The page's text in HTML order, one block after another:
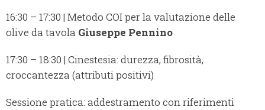
16:30 – 17:30 | Metodo COI per la valutazione delle
olive da tavola Giuseppe Pennino
17:30 – 18:30 | Cinestesia: durezza, fibrosità,
croccantezza (attributi positivi)
Sessione pratica: addestramento con riferimenti